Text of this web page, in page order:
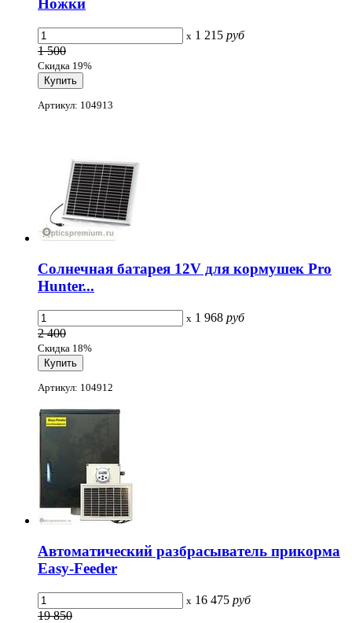
Ножки
x 1 215 руб
1 500
Скидка 19%
Артикул: 104913
Солнечная батарея 12V для кормушек Pro
Hunter...
x 1 968 руб
2 400
Скидка 18%
Артикул: 104912
Автоматический разбрасыватель прикорма
Easy-Feeder
x 16 475 руб
19 850